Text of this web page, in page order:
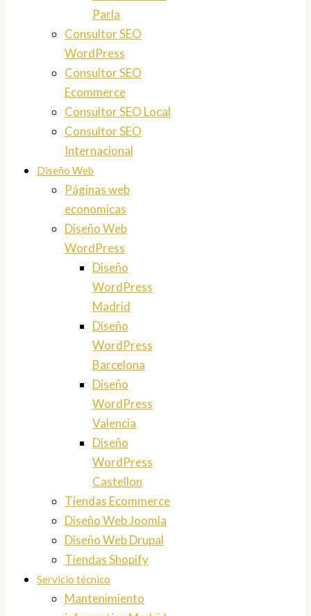
Parla
Consultor SEO
WordPress
Consultor SEO
Ecommerce
Consultor SEO Local
Consultor SEO
Internacional
Diseño Web
Páginas web
economicas
Diseño Web
WordPress
Diseño
WordPress
Madrid
Diseño
WordPress
Barcelona
Diseño
WordPress
Valencia
Diseño
WordPress
Castellon
Tiendas Ecommerce
Diseño Web Joomla
Diseño Web Drupal
Tiendas Shopify
Servicio técnico
Mantenimiento